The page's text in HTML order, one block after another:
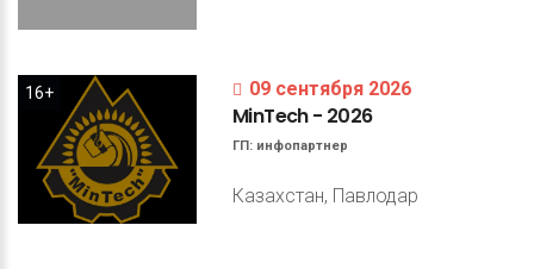
16+ 09 сентября 2026
MinTech- 2026
ГП: инфопартнер
Казахстан, Павлодар